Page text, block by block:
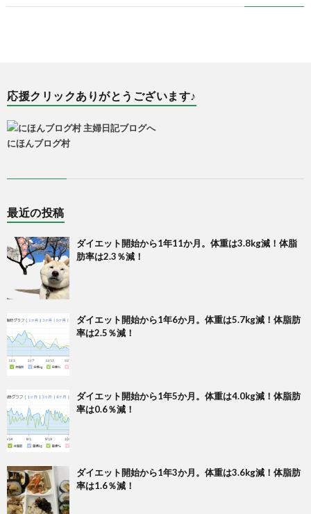
応援クリックありがとうございます♪
にほんブログ村
最近の投稿
ダイエット開始から1年11か月。体重は3.8kg減！体脂
肪率は2.3％減！
ダイエット開始から1年6か月。体重は5.7kg減！体脂肪
率は2.5％減！
ダイエット開始から1年5か月。体重は4.0kg減！体脂肪
率は0.6％減！
ダイエット開始から1年3か月。体重は3.6kg減！体脂肪
率は1.6％減！